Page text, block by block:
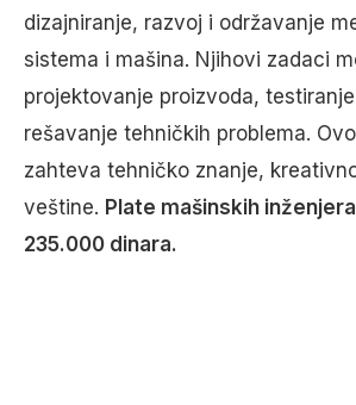
dizajniranje, razvoj i održavanje
sistema i mašina. Njihovi zadaci
projektovanje proizvoda,
rešavanje tehničkih problema.
zahteva tehničko znanje,
veštine. Plate mašinskih
235.000 dinara.